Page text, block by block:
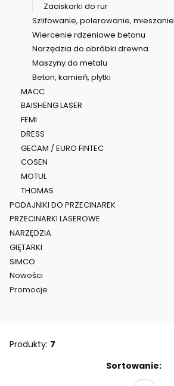
Zaciskarki do rur
Szlifowanie, polerowanie, mieszanie
Wiercenie rdzeniowe betonu
Narzędzia do obróbki drewna
Maszyny do metalu
Beton, kamień, płytki
MACC
BAISHENG LASER
FEMI
DRESS
GECAM / EURO FINTEC
COSEN
MOTUL
THOMAS
PODAJNIKI DO PRZECINAREK
PRZECINARKI LASEROWE
NARZĘDZIA
GIĘTARKI
SIMCO
Nowości
Promocje
Produkty: 7
Sortowanie: